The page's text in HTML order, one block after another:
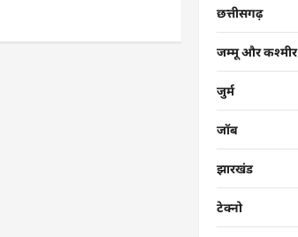
छत्तीसगढ़
जम्मू और कश्मीर
जुर्म
जॉब
झारखंड
टेक्नो